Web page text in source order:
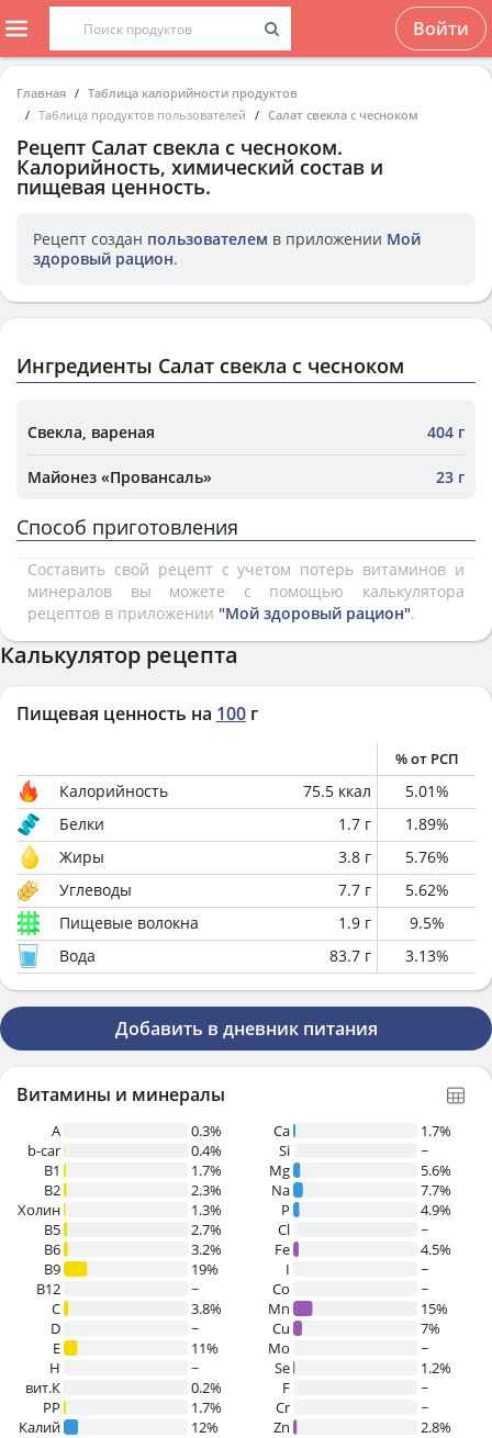
Войти
Главная
Таблица калорийности продуктов
Таблица продуктов пользователей
Салат свекла с чесноком
Рецепт Салат свекла с чесноком.
Калорийность, химический состав и
пищевая ценность.
Рецепт создан пользователем в приложении Мой
здоровый рацион.
Ингредиенты Салат свекла с чесноком
Свекла, вареная 404 г
Майонез «Провансаль» 23 г
Способ приготовления
Составить свой рецепт с учетом потерь витаминов и
минералов вы можете с помощью калькулятора
рецептов в приложении "Мой здоровый рацион".
Калькулятор рецепта
Пищевая ценность на 100 г
% от РСП
Калорийность 75.5 ккал 5.01%
Белки
1.7 г 1.89%
Жиры
3.8 г 5.76%
Углеводы
7.7 г 5.62%
Пищевые волокна
1.9 г 9.5%
Вода
83.7 г 3.13%
Добавить в дневник питания
Витамины и минералы
A
0.3%
b-car
0.4%
В1
1.7%
B2
2.3%
Холин
1.3%
B5
2.7%
B6
3.2%
B9
19%
B12
~
C
3.8%
D
~
E
11%
H
~
вит.К
0.2%
PP
1.7%
Калий
12%
Ca
1.7%
Si
~
Mg
5.6%
Na
7.7%
P
4.9%
Cl
~
Fe
4.5%
I
~
Co
~
Mn
15%
Cu
7%
Mo
~
Se
1.2%
F
~
Cr
~
Zn
2.8%